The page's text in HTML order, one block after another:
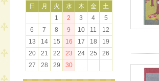
日
月 火 水 木 金
土
1
2 3 4
5
6
7 8 9 10 11
12
13
14 15 16 17 18
19
20
21 22 23 24 25
26
27
28 29 30